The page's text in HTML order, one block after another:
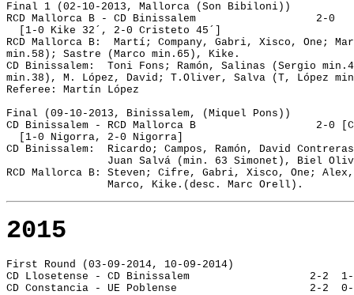
Final 1 (02-10-2013, Mallorca (Son Bibiloni))
RCD Mallorca B - CD Binissalem			 2-0
  [1-0 Kike 32´, 2-0 Cristeto 45´]
RCD Mallorca B:
Martí; Company, Gabri, Xisco, One;
min.58); Sastre (Marco min.65), Kike.
CD Binissalem: Toni Fons; Ramón, Salinas (Sergio
min.38), M. López, David; T.Oliver, Salva (T, López
Referee: Martín López
Final (09-10-2013, Binissalem, (Miquel Pons))
CD Binissalem
  [1-0 Nigorra, 2-0 Nigorra]
CD Binissalem:  Ricardo; Campos, Ramón, David
Juan Salvá (min. 63 Simonet), Biel
RCD Mallorca B: Steven; Cifre, Gabri, Xisco, One;
                Marco, Kike.(desc. Marc Orell).
2015
First Round (03-09-2014, 10-09-2014)
CD Llosetense - CD Binissalem
CD Constancia - UE Poblense